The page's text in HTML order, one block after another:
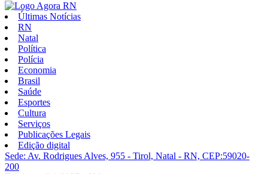
Últimas Notícias
RN
Natal
Política
Polícia
Economia
Brasil
Saúde
Esportes
Cultura
Serviços
Publicações Legais
Edição digital
Sede: Av. Rodrigues Alves, 955 - Tirol, Natal - RN, CEP:59020-
200